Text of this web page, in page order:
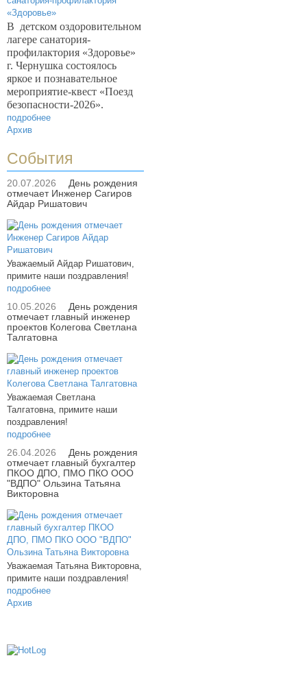
В детском оздоровительном
лагере санатория-
профилактория «Здоровье»
г. Чернушка состоялось
яркое и познавательное
мероприятие-квест «Поезд
безопасности-2026».
подробнее
Архив
События
20.07.2026
День рождения
отмечает Инженер Сагиров
Айдар Ришатович
Уважаемый Айдар Ришатович,
примите наши поздравления!
подробнее
10.05.2026
День рождения
отмечает главный инженер
проектов Колегова Светлана
Талгатовна
Уважаемая Светлана
Талгатовна, примите наши
поздравления!
подробнее
26.04.2026
День рождения
отмечает главный бухгалтер
ПКОО ДПО, ПМО ПКО ООО
"ВДПО" Ользина Татьяна
Викторовна
Уважаемая Татьяна Викторовна,
примите наши поздравления!
подробнее
Архив